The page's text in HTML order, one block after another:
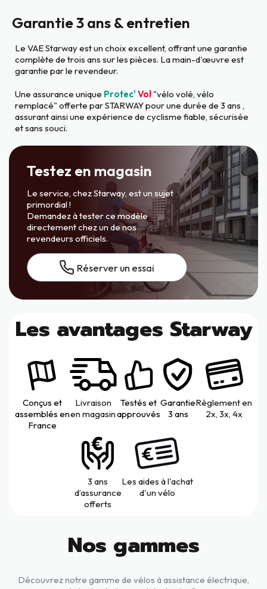
Garantie 3 ans & entretien
Le VAE Starway est un choix excellent, offrant une garantie
complète de trois ans sur les pièces. La main-d'œuvre est
garantie par le revendeur.
Une assurance unique Protec' Vol "vélo volé, vélo
remplacé" offerte par STARWAY pour une durée de 3 ans ,
assurant ainsi une expérience de cyclisme fiable, sécurisée
et sans souci.
Testez en magasin
Le service, chez Starway, est un sujet
primordial !
Demandez à tester ce modèle
directement chez un de nos
revendeurs officiels.
Réserver un essai
Les avantages Starway
Conçus et
assemblés en
France
Livraison
en magasin
Testés et
approuvés
Garantie
3 ans
Règlement en
2x, 3x, 4x
3 ans
d’assurance
offerts
Les aides à l'achat
d'un vélo
Nos gammes
Découvrez notre gamme de vélos à assistance électrique,